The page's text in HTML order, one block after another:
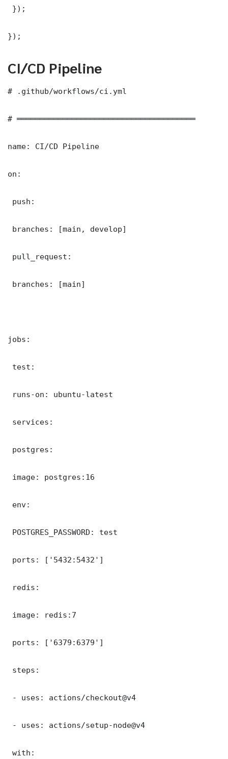
});
});
CI/CD Pipeline
# .github/workflows/ci.yml
# ═══════════════════════════════════════
name: CI/CD Pipeline
on:
push:
branches: [main, develop]
pull_request:
branches: [main]
jobs:
test:
runs-on: ubuntu-latest
services:
postgres:
image: postgres:16
env:
POSTGRES_PASSWORD: test
ports: ['5432:5432']
redis:
image: redis:7
ports: ['6379:6379']
steps:
- uses: actions/checkout@v4
- uses: actions/setup-node@v4
with: